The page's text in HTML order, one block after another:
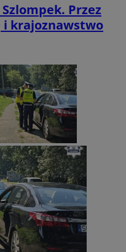
Przez
krajoznawstwo